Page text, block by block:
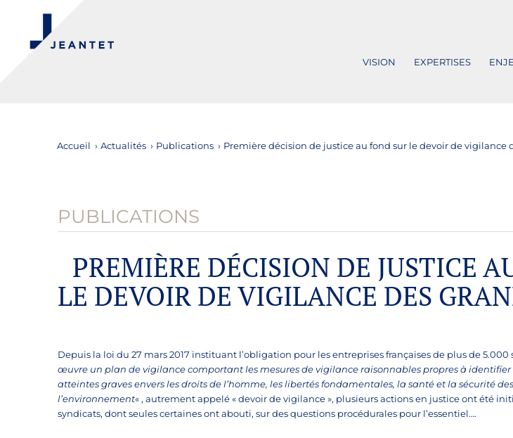
VISION EXPERTISES
Accueil › Actualités › Publications › Première décision de justice au fond sur le devoir de vigilance
PUBLICATIONS
PREMIÈRE DÉCISION DE JUSTICE
LE DEVOIR DE VIGILANCE DES
Depuis la loi du 27 mars 2017 instituant l’obligation pour les entreprises françaises de plus de 5.000
œuvre un plan de vigilance comportant les mesures de vigilance raisonnables propres à identifier
atteintes graves envers les droits de l’homme, les libertés fondamentales, la santé et la sécurité
l’environnement« , autrement appelé « devoir de vigilance », plusieurs actions en justice ont été
syndicats, dont seules certaines ont abouti, sur des questions procédurales pour l’essentiel….